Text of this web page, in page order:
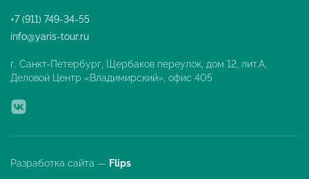
+7 (911) 749-34-55
info@yaris-tour.ru
г. Санкт-Петербург, Щербаков переулок, дом 12, лит.А,
Деловой Центр «Владимирский», офис 405
Разработка сайта — Flips